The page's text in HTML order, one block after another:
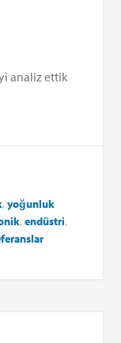
analiz ettik
,yoğunluk
,endüstri,